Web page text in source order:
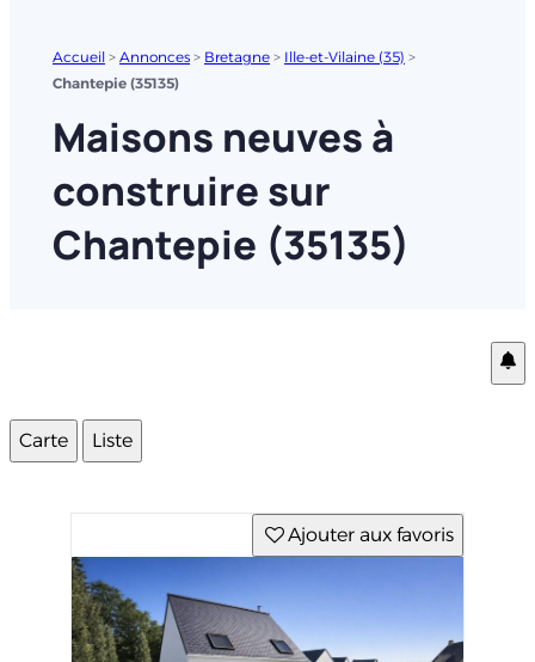
Accueil > Annonces > Bretagne > Ille-et-Vilaine (35) >
Chantepie (35135)
Maisons neuves à
construire sur
Chantepie (35135)
Carte Liste
Ajouter aux favoris